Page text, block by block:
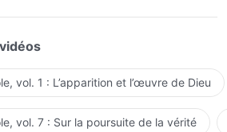
vol. 1 : L’apparition et l’œuvre de Dieu
vol. 7 : Sur la poursuite de la vérité